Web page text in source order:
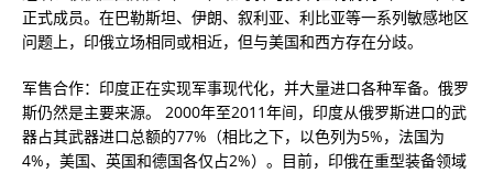
正式成员。在巴勒斯坦、伊朗、叙利亚、利比亚等一系列敏感地区
问题上，印俄立场相同或相近，但与美国和西方存在分歧。
军售合作：印度正在实现军事现代化，并大量进口各种军备。俄罗
斯仍然是主要来源。 2000年至2011年间，印度从俄罗斯进口的武
器占其武器进口总额的77%（相比之下，以色列为5%，法国为
4%，美国、英国和德国各仅占2%）。目前，印俄在重型装备领域